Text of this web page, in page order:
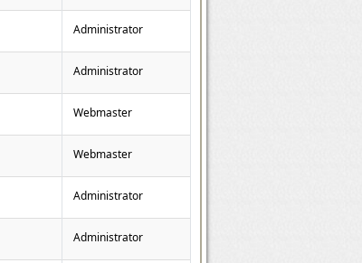
Administrator
Administrator
Webmaster
Webmaster
Administrator
Administrator